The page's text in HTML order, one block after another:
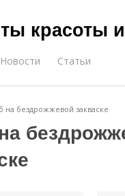
красоты
Новости Статьи
на бездрожжевой закваске